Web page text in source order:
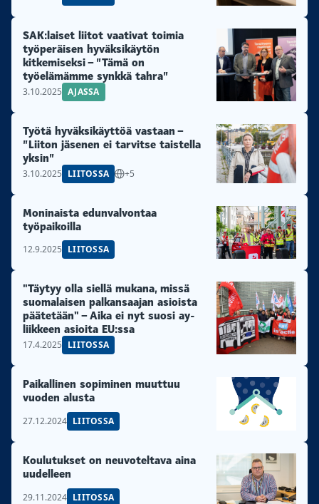
SAK:laiset liitot vaativat toimia
työperäisen hyväksikäytön
kitkemiseksi – ”Tämä on
työelämämme synkkä tahra”
3.10.2025 AJASSA
Työtä hyväksikäyttöä vastaan –
”Liiton jäsenen ei tarvitse taistella
yksin”
3.10.2025 LIITOSSA +5
Moninaista edunvalvontaa
työpaikoilla
12.9.2025 LIITOSSA
"Täytyy olla siellä mukana, missä
suomalaisen palkansaajan asioista
päätetään" – Aika ei nyt suosi ay-
liikkeen asioita EU:ssa
17.4.2025 LIITOSSA
Paikallinen sopiminen muuttuu
vuoden alusta
27.12.2024 LIITOSSA
Koulutukset on neuvoteltava aina
uudelleen
29.11.2024 LIITOSSA